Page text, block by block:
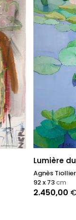
Lumière
Agnès Tiollier
2.450,00 €
92 x 73cm